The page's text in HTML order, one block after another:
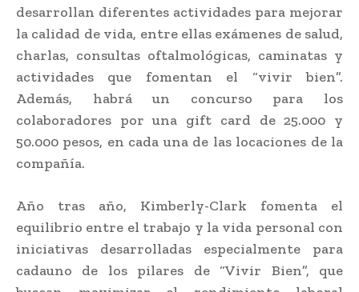
desarrollan diferentes actividades para mejorar
la calidad de vida, entre ellas exámenes de salud,
charlas, consultas oftalmológicas, caminatas y
actividades que fomentan el “vivir bien”.
Además, habrá un concurso para los
colaboradores por una gift card de 25.000 y
50.000 pesos, en cada una de las locaciones de la
compañía.
Año tras año, Kimberly-Clark fomenta el
equilibrio entre el trabajo y la vida personal con
iniciativas desarrolladas especialmente para
cadauno de los pilares de “Vivir Bien”, que